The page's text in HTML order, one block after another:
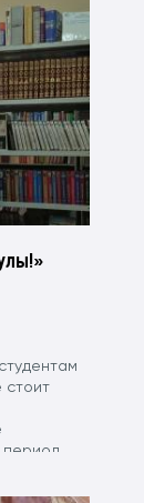
стоит
период